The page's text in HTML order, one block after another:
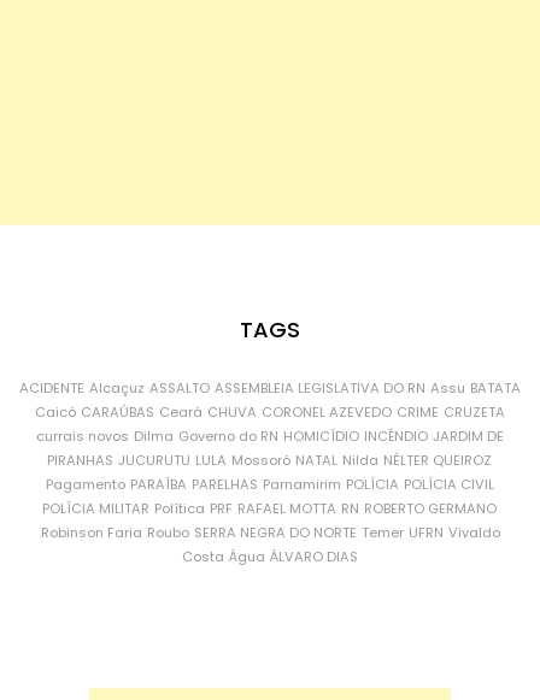
TAGS
ACIDENTE Alcaçuz ASSALTO ASSEMBLEIA LEGISLATIVA DO RN Assu BATATA
Caicó CARAÚBAS Ceará CHUVA CORONEL AZEVEDO CRIME CRUZETA
currais novos Dilma Governo do RN HOMICÍDIO INCÊNDIO JARDIM DE
PIRANHAS JUCURUTU LULA Mossoró NATAL Nilda NÉLTER QUEIROZ
Pagamento PARAÍBA PARELHAS Parnamirim POLÍCIA POLÍCIA CIVIL
POLÍCIA MILITAR Política PRF RAFAEL MOTTA RN ROBERTO GERMANO
Robinson Faria Roubo SERRA NEGRA DO NORTE Temer UFRN Vivaldo
Costa Água ÁLVARO DIAS